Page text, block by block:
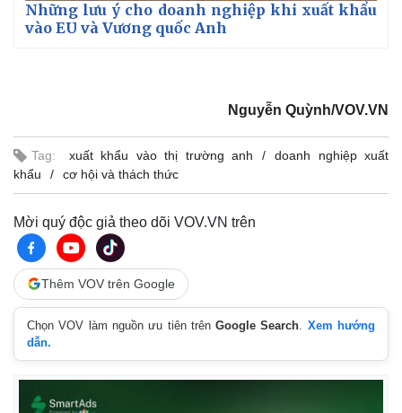
Những lưu ý cho doanh nghiệp khi xuất khẩu
vào EU và Vương quốc Anh
Nguyễn Quỳnh/VOV.VN
Tag: xuất khẩu vào thị trường anh
doanh nghiệp xuất
khẩu
cơ hội và thách thức
Mời quý độc giả theo dõi VOV.VN trên
Thêm VOV trên Google
Chọn VOV làm nguồn ưu tiên trênGoogle Search
Xem hướng
dẫn.